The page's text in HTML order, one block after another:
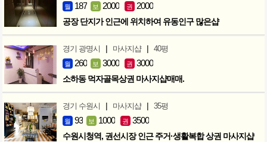
월 187 보 2000 권 2000
공장 단지가 인근에 위치하여 유동인구 많은샵
경기 광명시 | 마사지샵 | 40평
월 260 보 3000 권 3000
소하동 먹자골목상권 마사지샵매매.
경기 수원시 | 마사지샵 | 35평
월 93 보 1000 권 3500
수원시청역, 권선시장 인근 주거·생활복합 상권 마사지샵